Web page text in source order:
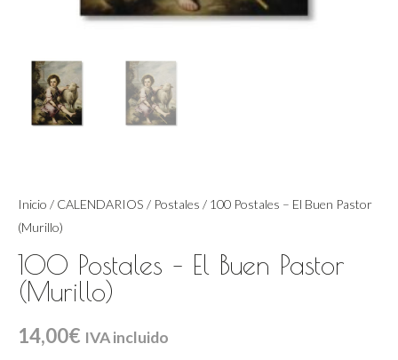
Inicio / CALENDARIOS / Postales / 100 Postales – El Buen Pastor
(Murillo)
100 Postales – El Buen Pastor
(Murillo)
14,00€ IVA incluido